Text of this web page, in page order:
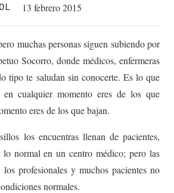
13 febrero 2015
muchas personas siguen subiendo por
Socorro, donde médicos, enfermeras
tipo te saludan sin conocerte. Es lo que
en cualquier momento eres de los que
eres de los que bajan.
los encuentras llenan de pacientes,
lo normal en un centro médico; pero las
profesionales y muchos pacientes no
normales.